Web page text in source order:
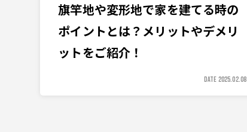
旗竿地や変形地で家を建てる時の
ポイントとは？メリットやデメリ
ットをご紹介！
DATE 2025.02.08